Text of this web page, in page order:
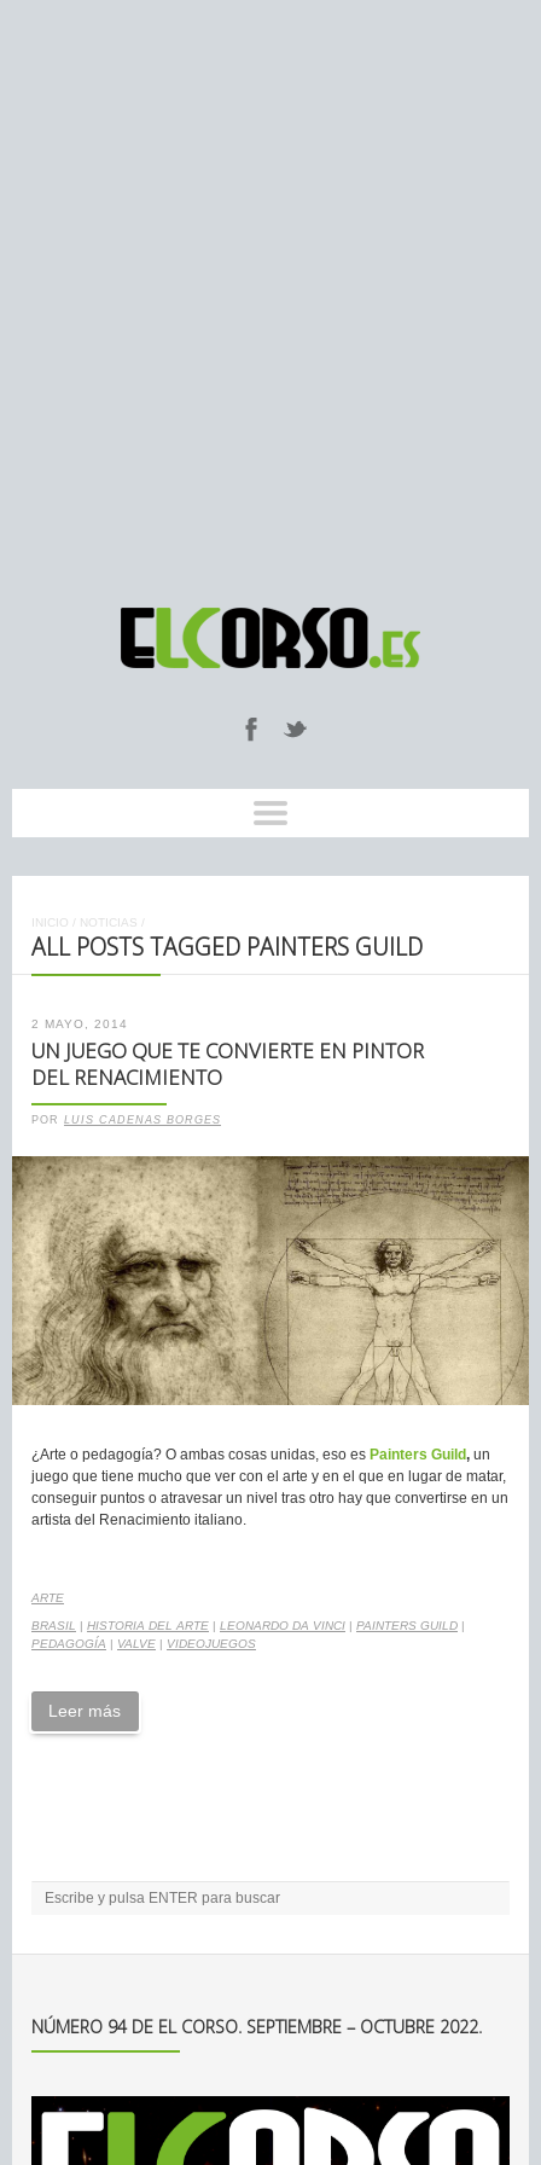
INICIO / NOTICIAS /
ALL POSTS TAGGED PAINTERS GUILD
2 MAYO, 2014
UN JUEGO QUE TE CONVIERTE EN PINTOR
DEL RENACIMIENTO
POR LUIS CADENAS BORGES
¿Arte o pedagogía? O ambas cosas unidas, eso es Painters Guild, un
juego que tiene mucho que ver con el arte y en el que en lugar de matar,
conseguir puntos o atravesar un nivel tras otro hay que convertirse en un
artista del Renacimiento italiano.
ARTE
BRASIL HISTORIA DEL ARTE LEONARDO DA VINCI PAINTERS GUILD
PEDAGOGÍA
VALVE VIDEOJUEGOS
Leer más
NÚMERO 94 DE EL CORSO. SEPTIEMBRE – OCTUBRE 2022.